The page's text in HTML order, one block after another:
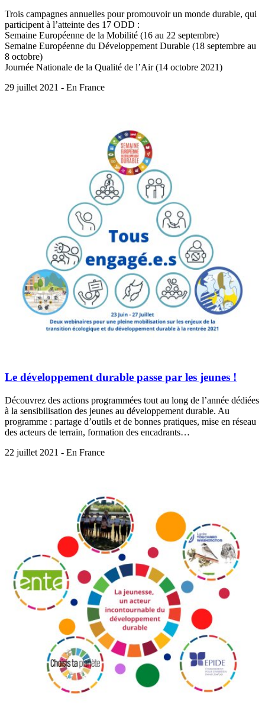
Trois campagnes annuelles pour promouvoir un monde durable, qui
participent à l’atteinte des 17 ODD :
Semaine Européenne de la Mobilité (16 au 22 septembre)
Semaine Européenne du Développement Durable (18 septembre au
8 octobre)
Journée Nationale de la Qualité de l’Air (14 octobre 2021)
29 juillet 2021 - En France
Le développement durable passe par les jeunes !
Découvrez des actions programmées tout au long de l’année dédiées
à la sensibilisation des jeunes au développement durable. Au
programme : partage d’outils et de bonnes pratiques, mise en réseau
des acteurs de terrain, formation des encadrants…
22 juillet 2021 - En France